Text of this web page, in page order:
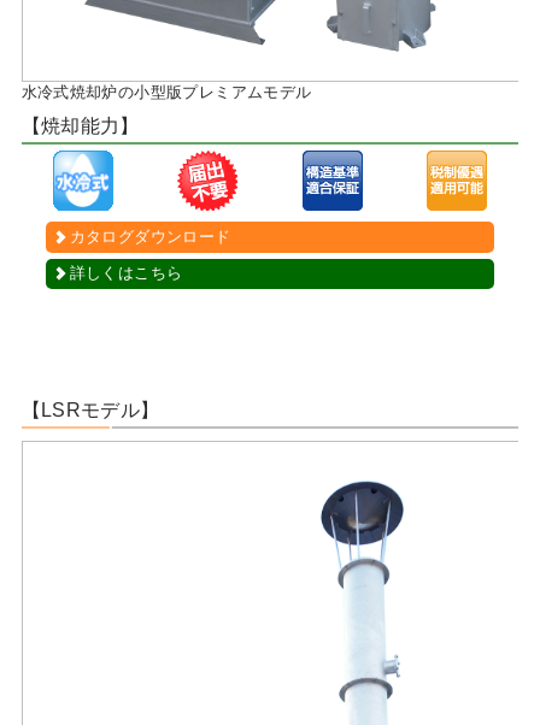
水冷式焼却炉の小型版プレミアムモデル
【焼却能力】
カタログダウンロード
詳しくはこちら
【LSRモデル】